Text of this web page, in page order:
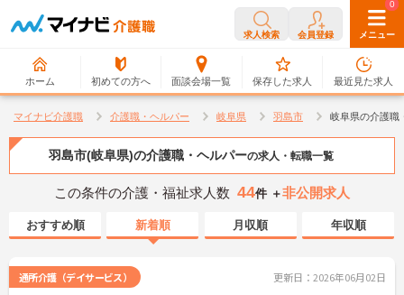
求人検索 会員登録 メニュー
ホーム 初めての方へ 面談会場一覧
0
保存した求人
0
最近見た求人
マイナビ介護職 介護職・ヘルパー 岐阜県 羽島市 岐阜県の介護職
羽島市(岐阜県)の介護職・ヘルパーの求人・転職一覧
この条件の介護・福祉求人数 44件 ＋非公開求人
おすすめ順 新着順 月収順 年収順
通所介護（デイサービス） 更新日：2026年06月02日